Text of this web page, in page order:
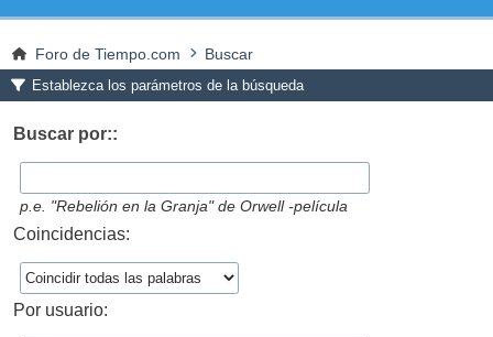
Foro de Tiempo.com Buscar
Establezca los parámetros de la búsqueda
Buscar por::
p.e. "Rebelión en la Granja" de Orwell -película
Coincidencias:
Por usuario: